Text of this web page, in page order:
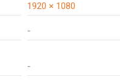
1920 × 1080
-
-